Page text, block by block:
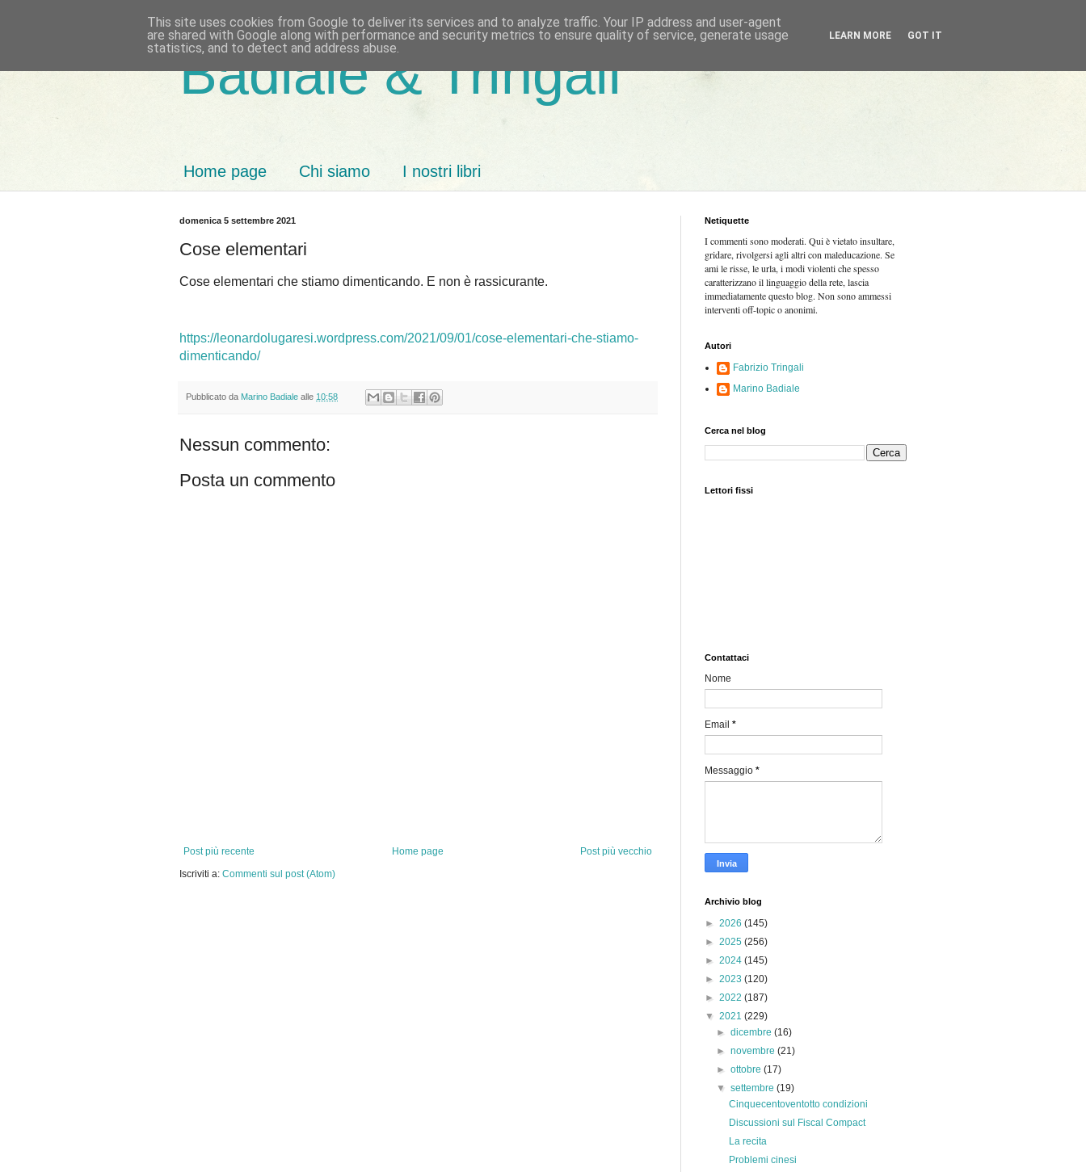
Badiale & Tringali
Home page Chi siamo I nostri libri
domenica 5 settembre 2021
Cose elementari
Cose elementari che stiamo dimenticando. E non è rassicurante.
https://leonardolugaresi.wordpress.com/2021/09/01/cose-elementari-che-stiamo-
dimenticando/
Pubblicato da Marino Badiale alle 10:58
Nessun commento:
Posta un commento
Post più recente Post più vecchio
Home page
Iscriviti a: Commenti sul post (Atom)
Netiquette
I commenti sono moderati. Qui è vietato insultare,
gridare, rivolgersi agli altri con maleducazione. Se
ami le risse, le urla, i modi violenti che spesso
caratterizzano il linguaggio della rete, lascia
immediatamente questo blog. Non sono ammessi
interventi off-topic o anonimi.
Autori
Fabrizio Tringali
Marino Badiale
Cerca nel blog
Lettori fissi
Contattaci
Nome
Email *
Messaggio *
Archivio blog
► 2026 (145)
► 2025 (256)
► 2024 (145)
► 2023 (120)
► 2022 (187)
▼ 2021 (229)
►dicembre(16)
►novembre(21)
►ottobre(17)
▼settembre(19)
Cinquecentoventotto condizioni
Discussioni sul Fiscal Compact
La recita
Problemi cinesi
This site uses cookies from Google to deliver its services and to analyze traffic. Your IP address and user-agent
are shared with Google along with performance and security metrics to ensure quality of service, generate usage
statistics, and to detect and address abuse.
LEARN MORE GOT IT